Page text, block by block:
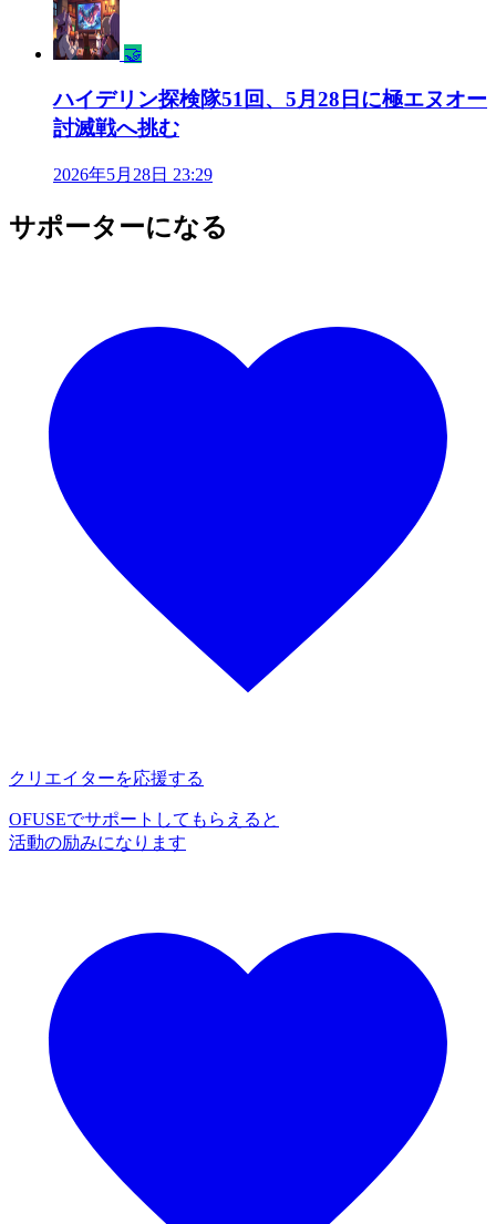
🤝
ハイデリン探検隊51回、5月28日に極エヌオー
討滅戦へ挑む
2026年5月28日 23:29
サポーターになる
クリエイターを応援する
OFUSEでサポートしてもらえると
活動の励みになります